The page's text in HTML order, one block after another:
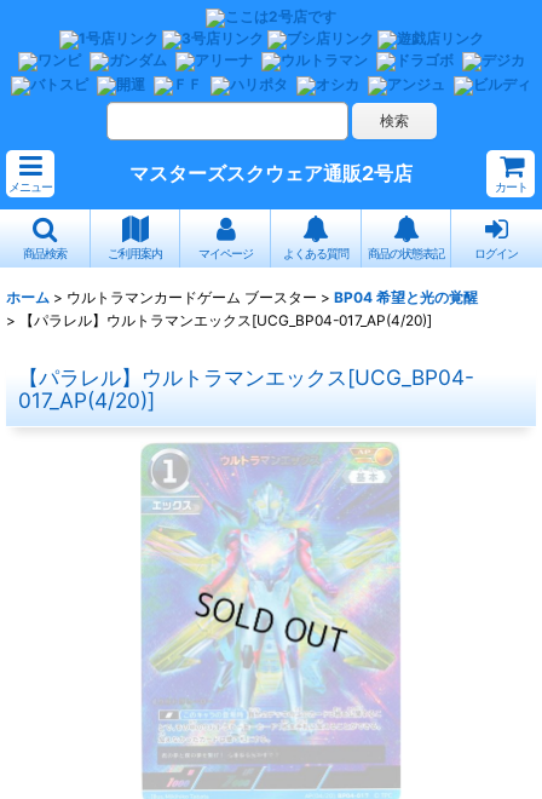
メニュー
マスターズスクウェア通販2号店
カート
商品検索 ご利用案内 マイページ よくある質問 商品の状態表記 ログイン
ホーム > ウルトラマンカードゲーム ブースター > BP04 希望と光の覚醒
>
【パラレル】ウルトラマンエックス[UCG_BP04-017_AP(4/20)]
【パラレル】ウルトラマンエックス[UCG_BP04-
017_AP(4/20)]